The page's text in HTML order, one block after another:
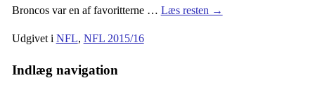
Broncos var en af favoritterne … Læs resten →
Udgivet i NFL, NFL 2015/16
Indlæg navigation